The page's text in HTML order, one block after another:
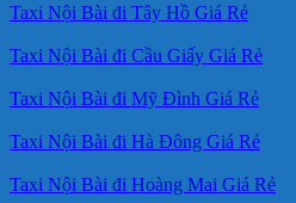
Taxi Nội Bài đi Tây Hồ Giá Rẻ
Taxi Nội Bài đi Cầu Giấy Giá Rẻ
Taxi Nội Bài đi Mỹ Đình Giá Rẻ
Taxi Nội Bài đi Hà Đông Giá Rẻ
Taxi Nội Bài đi Hoàng Mai Giá Rẻ